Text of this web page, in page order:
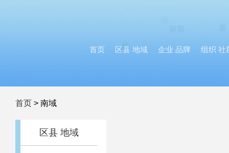
首页 区县 地域 企业 品牌 组织 社
首页 > 南域
区县 地域